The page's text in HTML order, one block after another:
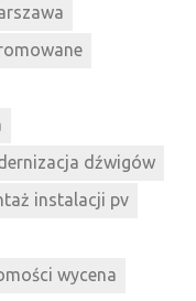
dźwigów
instalacji pv
wycena